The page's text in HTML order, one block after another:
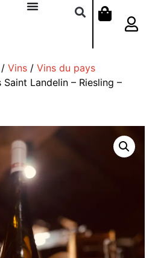
Vins/ Vins du pays
Landelin – Riesling –